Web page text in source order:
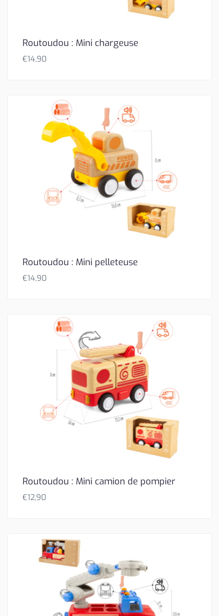
Routoudou : Mini chargeuse
€14,90
Routoudou : Mini pelleteuse
€14,90
Routoudou : Mini camion de pompier
€12,90